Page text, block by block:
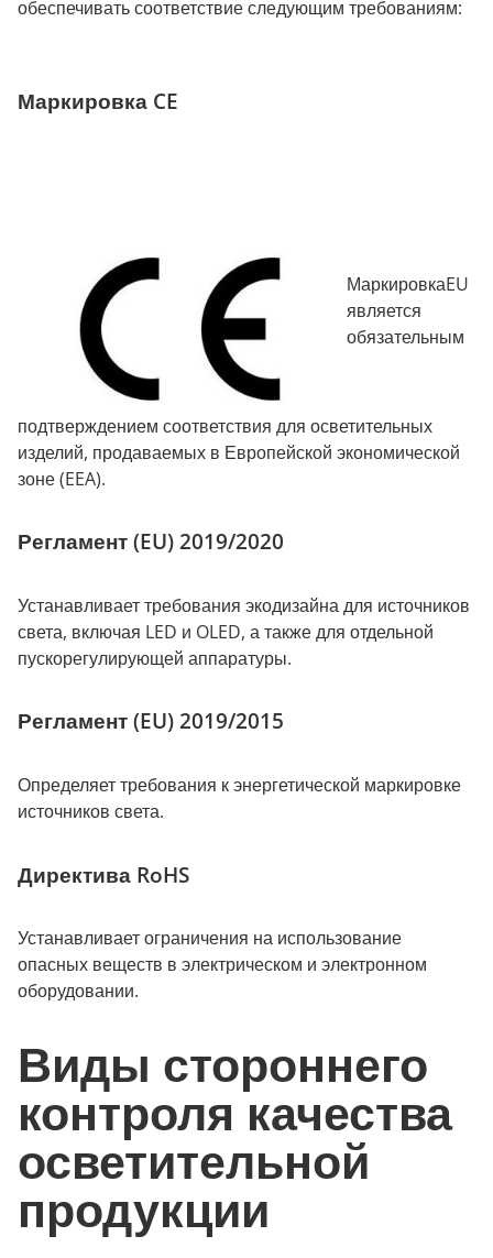
обеспечивать соответствие следующим требованиям:
Маркировка CE
МаркировкаEU
является
обязательным
подтверждением соответствия для осветительных
изделий, продаваемых в Европейской экономической
зоне (EEA).
Регламент (EU) 2019/2020
Устанавливает требования экодизайна для источников
света, включая LED и OLED, а также для отдельной
пускорегулирующей аппаратуры.
Регламент (EU) 2019/2015
Определяет требования к энергетической маркировке
источников света.
Директива RoHS
Устанавливает ограничения на использование
опасных веществ в электрическом и электронном
оборудовании.
Виды стороннего
контроля качества
осветительной
продукции